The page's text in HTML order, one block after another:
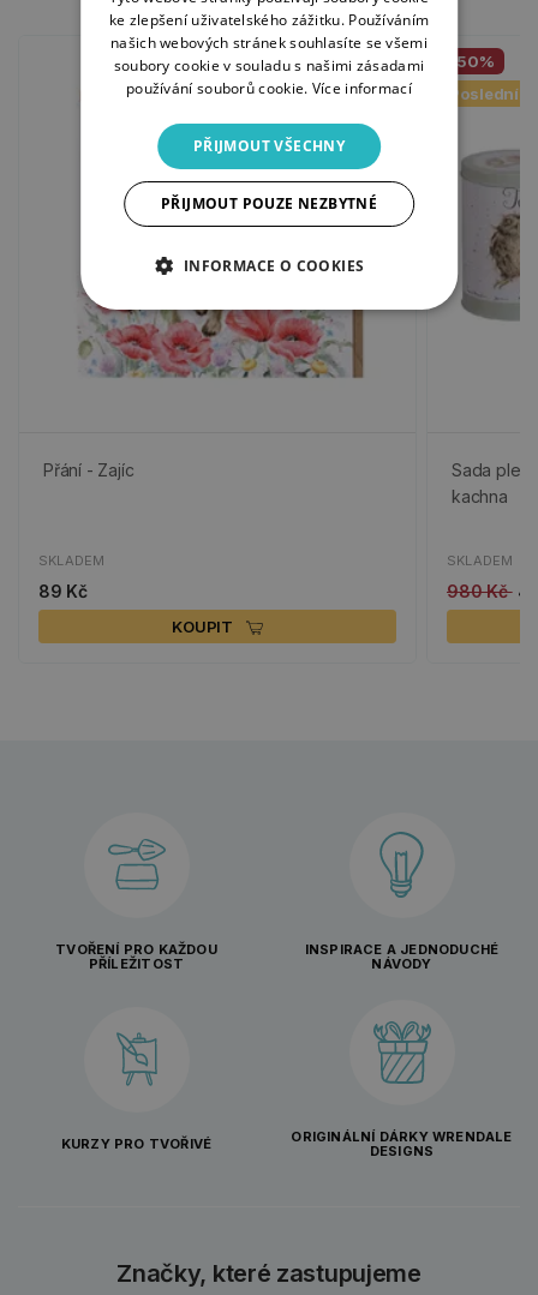
Přání - Zajíc
SKLADEM
89 Kč
KOUPIT
-50%
Poslední
Sada
kachna
SKLADEM
980 Kč
TVOŘENÍ PRO KAŽDOU
PŘÍLEŽITOST
INSPIRACE A JEDNODUCHÉ
NÁVODY
KURZY PRO TVOŘIVÉ
ORIGINÁLNÍ DÁRKY WRENDALE
DESIGNS
Značky, které zastupujeme
ke zlepšení uživatelského zážitku. Používáním
našich webových stránek souhlasíte se všemi
soubory cookie v souladu s našimi zásadami
používání souborů cookie. Více informací
PŘIJMOUT VŠECHNY
PŘIJMOUT POUZE NEZBYTNÉ
INFORMACE O COOKIES